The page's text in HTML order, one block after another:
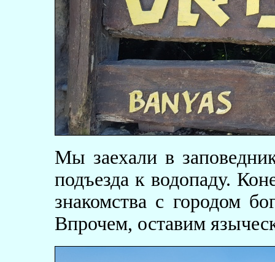
Мы заехали в
подъезда к водопаду.
знакомства с городом
Впрочем, оставим